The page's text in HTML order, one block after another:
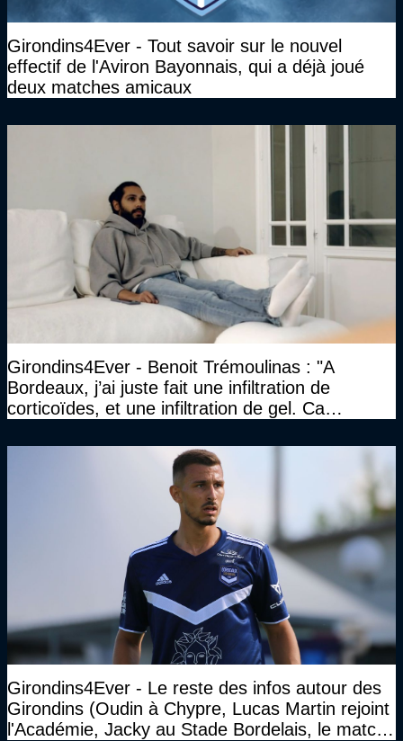
Girondins4Ever - Tout savoir sur le nouvel
effectif de l'Aviron Bayonnais, qui a déjà joué
deux matches amicaux
Girondins4Ever - Benoit Trémoulinas : "A
Bordeaux, j’ai juste fait une infiltration de
corticoïdes, et une infiltration de gel. Ca
Girondins4Ever - Le reste des infos autour des
Girondins (Oudin à Chypre, Lucas Martin rejoint
l'Académie, Jacky au Stade Bordelais, le match